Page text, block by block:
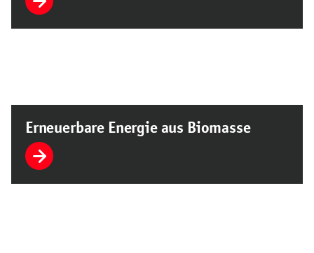
Erneuerbare Energie aus Biomasse